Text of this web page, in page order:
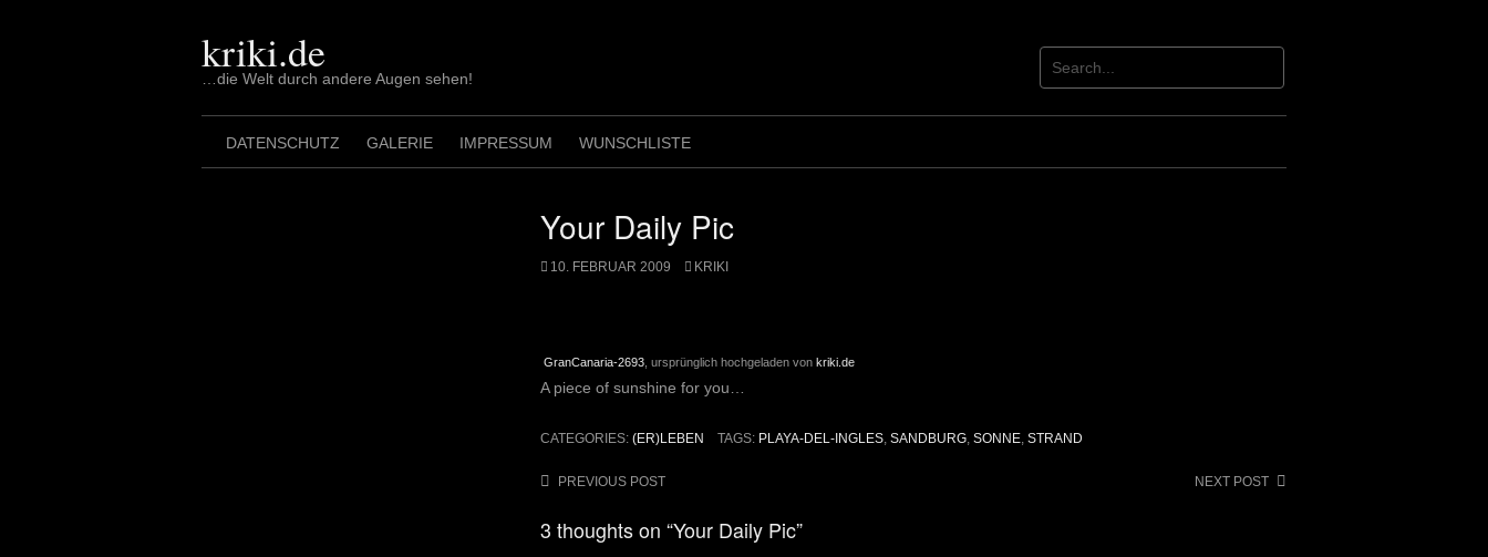
kriki.de
…die Welt durch andere Augen sehen!
DATENSCHUTZ GALERIE IMPRESSUM WUNSCHLISTE
Your Daily Pic
10. FEBRUAR 2009 KRIKI
GranCanaria-2693 , ursprünglich hochgeladen von kriki.de
A piece of sunshine for you…
CATEGORIES: (ER)LEBEN TAGS: PLAYA-DEL-INGLES, SANDBURG, SONNE, STRAND
PostPREVIOUS POST NEXT POST
3 thoughts on “Your Daily Pic”